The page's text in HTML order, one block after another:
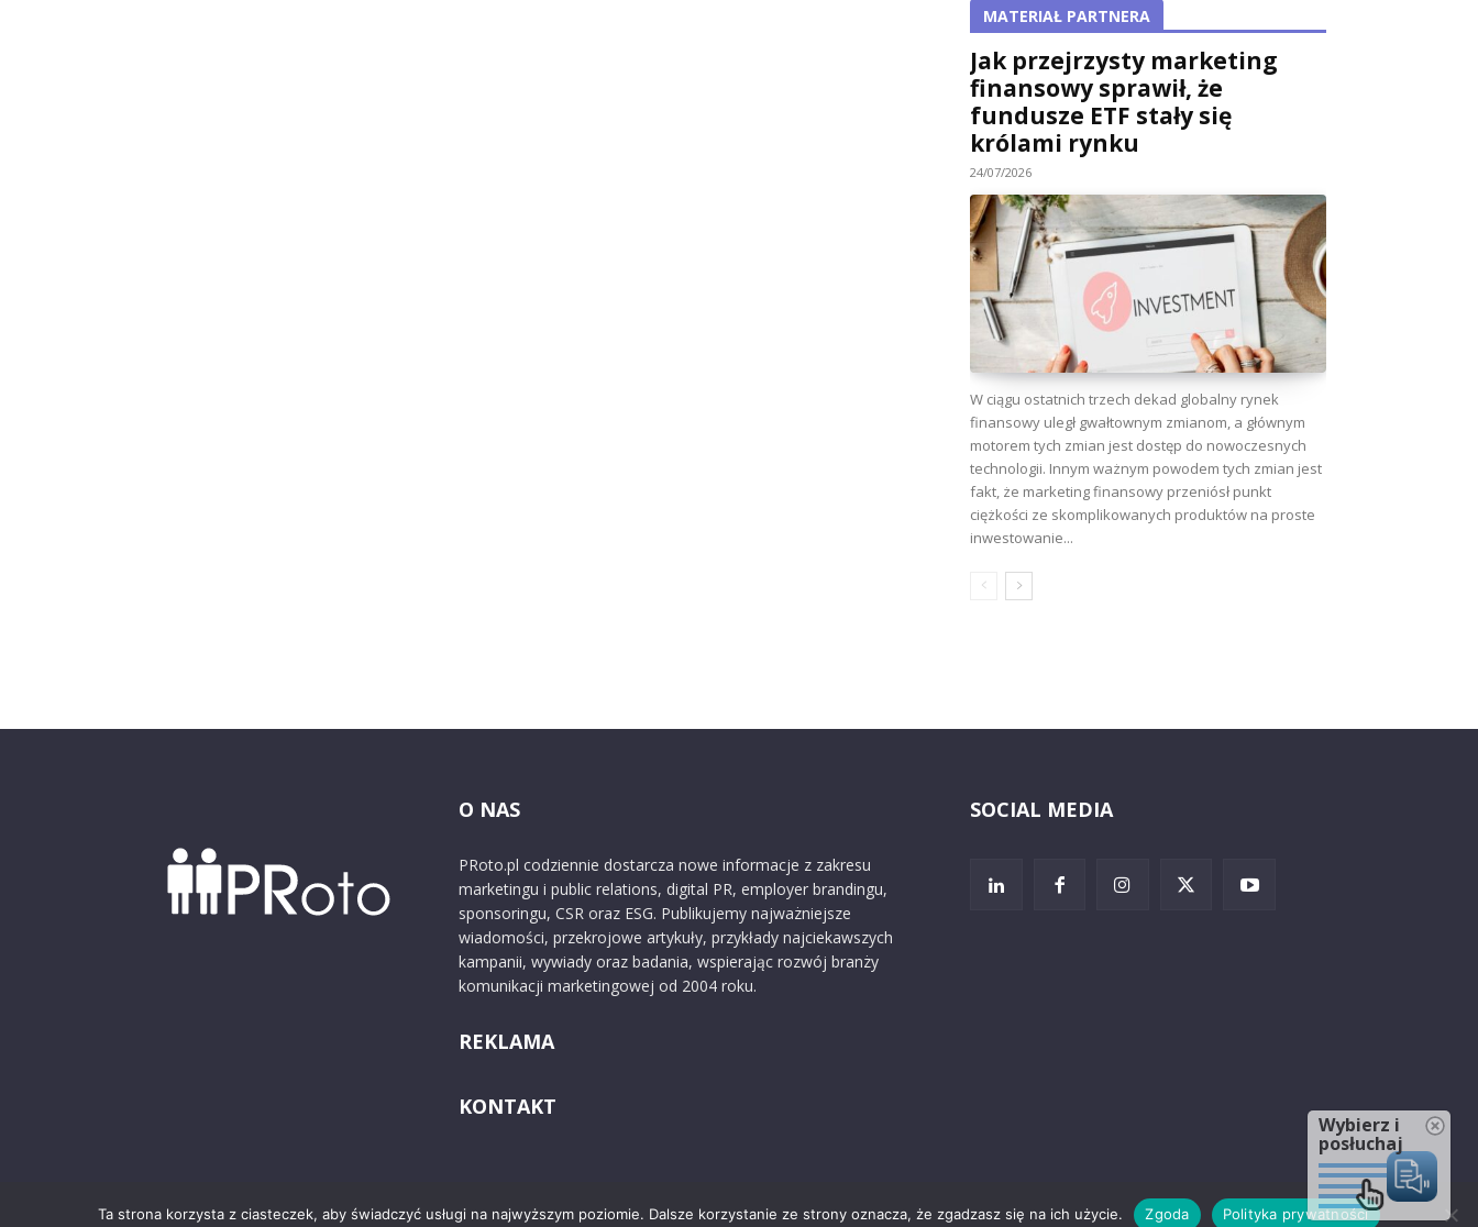
MATERIAŁ PARTNERA
Jak przejrzysty marketing
finansowy sprawił, że
fundusze ETF stały się
królami rynku
24/07/2026
W ciągu ostatnich trzech dekad globalny rynek
finansowy uległ gwałtownym zmianom, a głównym
motorem tych zmian jest dostęp do nowoczesnych
technologii. Innym ważnym powodem tych zmian jest
fakt, że marketing finansowy przeniósł punkt
ciężkości ze skomplikowanych produktów na proste
inwestowanie...
O NAS
PRoto.pl codziennie dostarcza nowe informacje z zakresu
marketingu i public relations, digital PR, employer brandingu,
sponsoringu, CSR oraz ESG. Publikujemy najważniejsze
wiadomości, przekrojowe artykuły, przykłady najciekawszych
kampanii, wywiady oraz badania, wspierając rozwój branży
komunikacji marketingowej od 2004 roku.
REKLAMA
KONTAKT
SOCIAL MEDIA
Ta strona korzysta z ciasteczek, aby świadczyć usługi na najwyższym poziomie. Dalsze korzystanie ze strony oznacza, że zgadzasz się na ich użycie. Zgoda Polityka prywatności
Wybierz i
posłuchaj